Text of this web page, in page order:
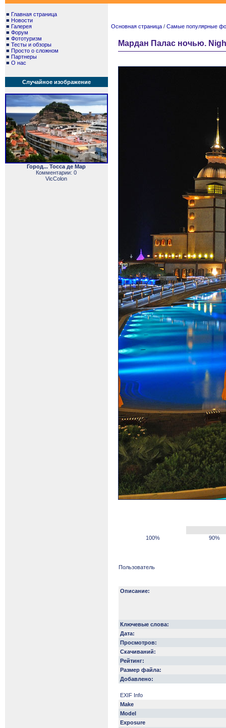
■ Главная страница
■ Новости
■ Галерея
■ Форум
■ Фототуризм
■ Тесты и обзоры
■ Просто о сложном
■ Партнеры
■ О нас
Случайное изображение
Город... Тосса де Мар
Комментарии: 0
VicColon
Основная страница / Самые популярные
Мардан Палас ночью.
100% 90%
Пользователь
Описание:
Ключевые слова:
Дата:
Просмотров:
Скачиваний:
Рейтинг:
Размер файла:
Добавлено:
EXIF Info
Make
Model
Exposure